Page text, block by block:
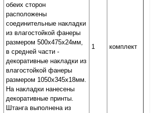
обеих сторон
расположены
соединительные накладки
из влагостойкой фанеры
размером 500х475х24мм,
в средней части -
декоративные накладки из
влагостойкой фанеры
размером 1050х345х18мм.
На накладки нанесены
декоративные принты.
Штанга выполнена из
1 комплект